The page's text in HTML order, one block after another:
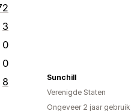
3
0
0
8
Sunchill
Verenigde Staten
Ongeveer 2 jaar